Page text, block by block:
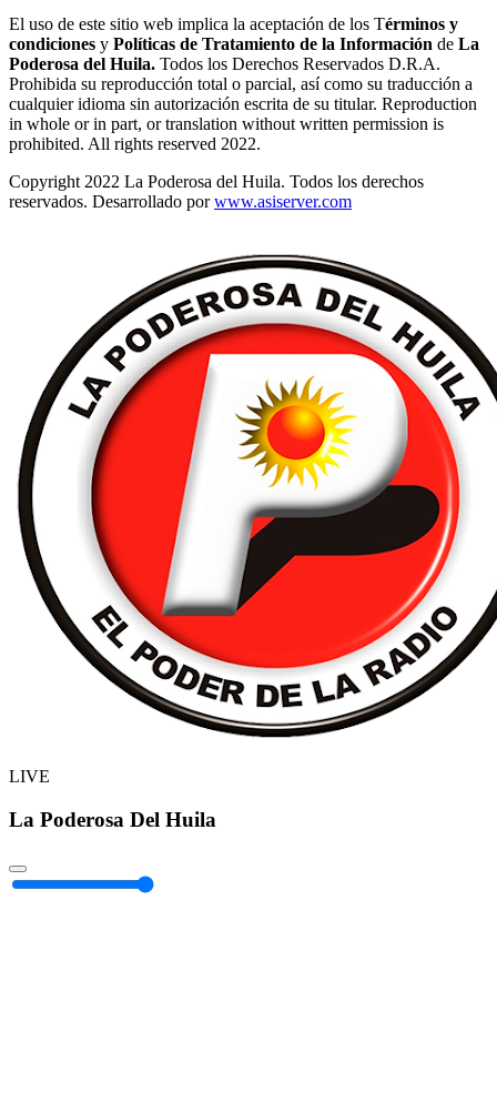
El uso de este sitio web implica la aceptación de los Términos y
condiciones y Políticas de Tratamiento de la Información de La
Poderosa del Huila. Todos los Derechos Reservados D.R.A.
Prohibida su reproducción total o parcial, así como su traducción a
cualquier idioma sin autorización escrita de su titular. Reproduction
in whole or in part, or translation without written permission is
prohibited. All rights reserved 2022.
Copyright 2022 La Poderosa del Huila. Todos los derechos
reservados. Desarrollado porwww.asiserver.com
LIVE
La Poderosa Del Huila